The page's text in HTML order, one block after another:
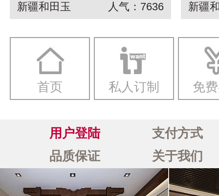
串 龙生九子
新疆和田玉
人气：7636
白
一
新疆
首页 私人订制 免
用户登陆
支付方式
品质保证
关于我们